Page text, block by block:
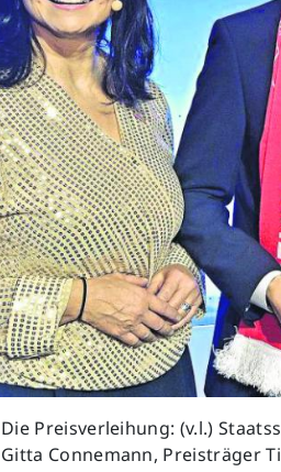
Die Preisverleihung: (v.l.)
Gitta Connemann, Preisträger